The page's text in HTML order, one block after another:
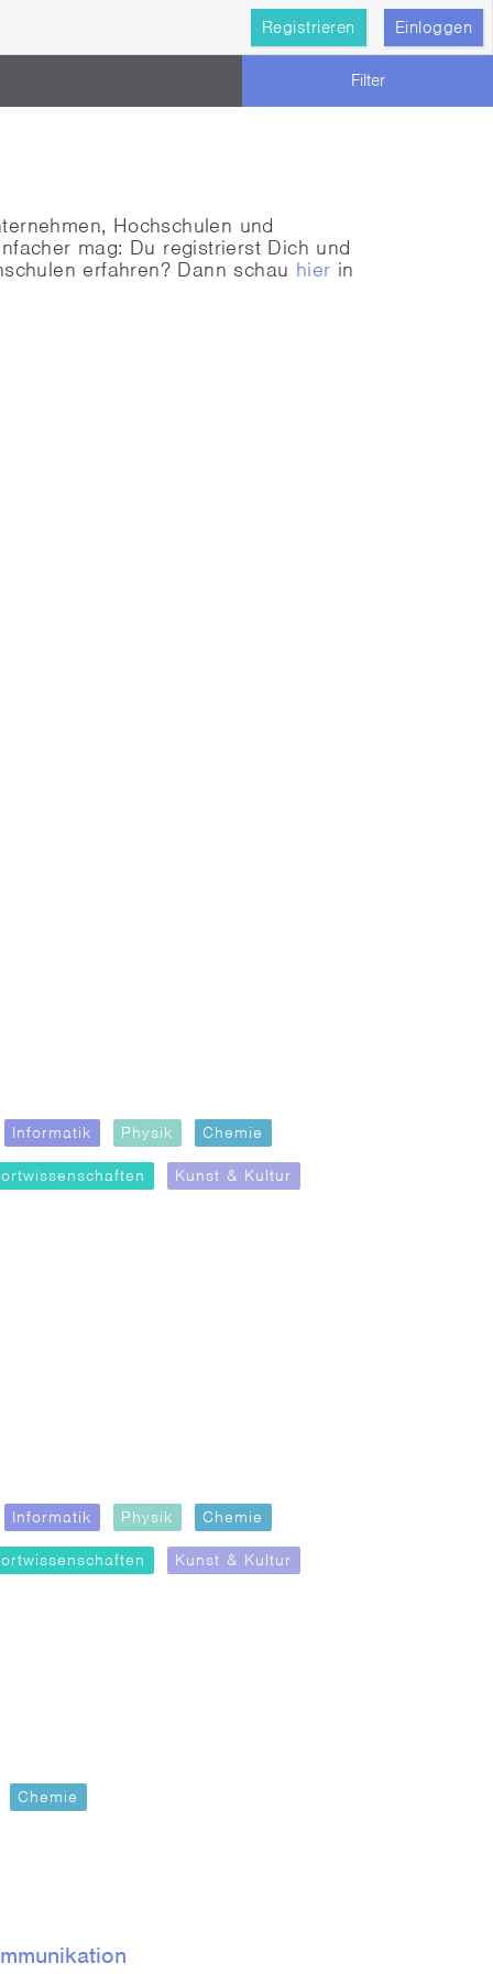
Registrieren Einloggen
Filter
Hochschulen und
mag: Du registrierst Dich und
erfahren? Dann schau hier in
Informatik Physik Chemie
Kunst & Kultur
Informatik Physik Chemie
Kunst & Kultur
Chemie